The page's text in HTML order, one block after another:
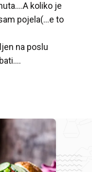
koliko je
pojela(...e to
na poslu